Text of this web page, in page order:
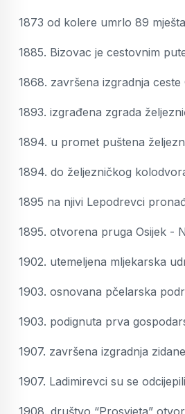
1873 od kolere umrlo 89
1885. Bizovac je cestovnim
1868. završena izgradnja
1893. izgrađena zgrada
1894. u promet puštena
1894. do željezničkog
1895 na njivi Lepodrevci
1895. otvorena pruga Osijek -
1902. utemeljena mljekarska
1903. osnovana pčelarska
1903. podignuta prva
1907. završena izgradnja
1907. Ladimirevci su se
1908. društvo “Prosvjeta”